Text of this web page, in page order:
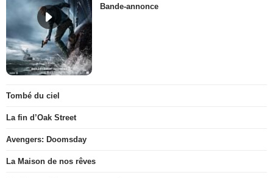
Bande-annonce
Tombé du ciel
La fin d’Oak Street
Avengers: Doomsday
La Maison de nos rêves